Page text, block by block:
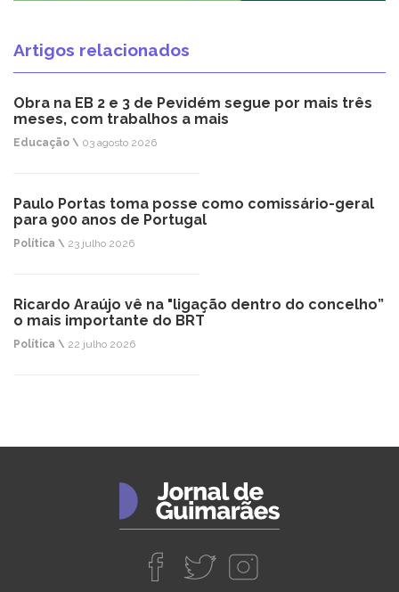
Artigos relacionados
Obra na EB 2 e 3 de Pevidém segue por mais três
meses, com trabalhos a mais
Educação \ 03 agosto 2026
Paulo Portas toma posse como comissário-geral
para 900 anos de Portugal
Política \ 23 julho 2026
Ricardo Araújo vê na "ligação dentro do concelho”
o mais importante do BRT
Política \ 22 julho 2026